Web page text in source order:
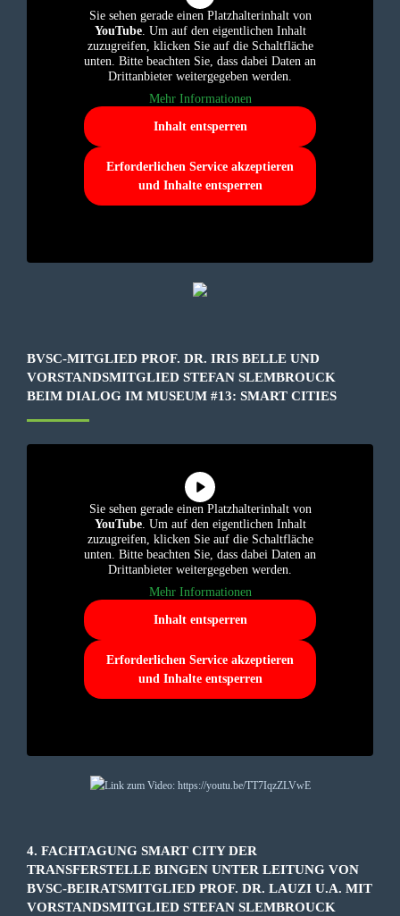
Sie sehen gerade einen Platzhalterinhalt von
YouTube. Um auf den eigentlichen Inhalt
zuzugreifen, klicken Sie auf die Schaltfläche
unten. Bitte beachten Sie, dass dabei Daten an
Drittanbieter weitergegeben werden.
Mehr Informationen
Inhalt entsperren
Erforderlichen Service akzeptieren
und Inhalte entsperren
BVSC-MITGLIED PROF. DR. IRIS BELLE UND
VORSTANDSMITGLIED STEFAN SLEMBROUCK
BEIM DIALOG IM MUSEUM #13: SMART CITIES
Sie sehen gerade einen Platzhalterinhalt von
YouTube. Um auf den eigentlichen Inhalt
zuzugreifen, klicken Sie auf die Schaltfläche
unten. Bitte beachten Sie, dass dabei Daten an
Drittanbieter weitergegeben werden.
Mehr Informationen
Inhalt entsperren
Erforderlichen Service akzeptieren
und Inhalte entsperren
4. FACHTAGUNG SMART CITY DER
TRANSFERSTELLE BINGEN UNTER LEITUNG VON
BVSC-BEIRATSMITGLIED PROF. DR. LAUZI U.A. MIT
VORSTANDSMITGLIED STEFAN SLEMBROUCK